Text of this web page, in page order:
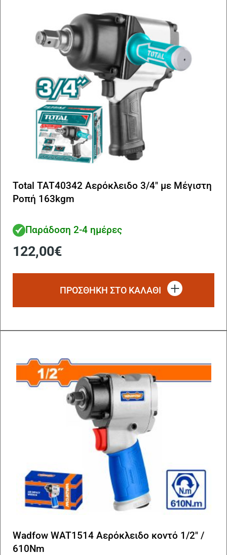
Total TAT40342 Αερόκλειδο 3/4″ με Μέγιστη
Ροπή 163kgm
Παράδοση 2-4 ημέρες
122,00€
ΠΡΟΣΘΗΚΗ ΣΤΟ ΚΑΛΑΘΙ
Wadfow WAT1514 Αερόκλειδο κοντό 1/2″ /
610Nm